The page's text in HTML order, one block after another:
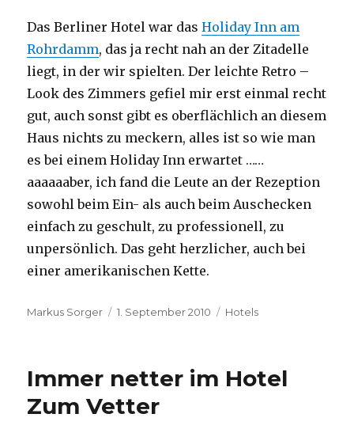
Das Berliner Hotel war dasHoliday Inn am
Rohrdamm, das ja recht nah an der Zitadelle
liegt, in der wir spielten. Der leichte Retro –
Look des Zimmers gefiel mir erst einmal recht
gut, auch sonst gibt es oberflächlich an diesem
Haus nichts zu meckern, alles ist so wie man
es bei einem Holiday Inn erwartet ……
aaaaaaber, ich fand die Leute an der Rezeption
sowohl beim Ein- als auch beim Auschecken
einfach zu geschult, zu professionell, zu
unpersönlich. Das geht herzlicher, auch bei
einer amerikanischen Kette.
Autor
Markus Sorger
Veröffentlicht
1. September 2010 Kategorien
Hotels
Immer netter im Hotel
Zum Vetter